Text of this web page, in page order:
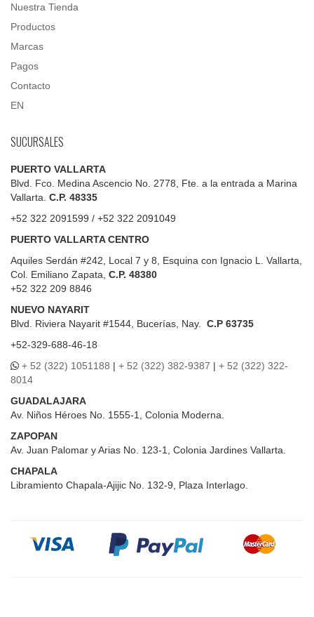
Nuestra Tienda
Productos
Marcas
Pagos
Contacto
EN
SUCURSALES
PUERTO VALLARTA
Blvd. Fco. Medina Ascencio No. 2778, Fte. a la entrada a Marina
Vallarta. C.P. 48335
+52 322 2091599 / +52 322 2091049
PUERTO VALLARTA CENTRO
Aquiles Serdán #242, Local 7 y 8, Esquina con Ignacio L. Vallarta,
Col. Emiliano Zapata, C.P. 48380
+52 322 209 8846
NUEVO NAYARIT
Blvd.
Riviera Nayarit #1544, Bucerías, Nay. C.P 63735
+52-329-688-46-18
+ 52 (322) 1051188 | + 52 (322) 382-9387 | + 52 (322) 322-
8014
GUADALAJARA
Av. Niños Héroes No. 1555-1, Colonia Moderna.
ZAPOPAN
Av. Juan Palomar y Arias No. 123-1, Colonia Jardines Vallarta.
CHAPALA
Libramiento Chapala-Ajijic No. 132-9, Plaza Interlago.